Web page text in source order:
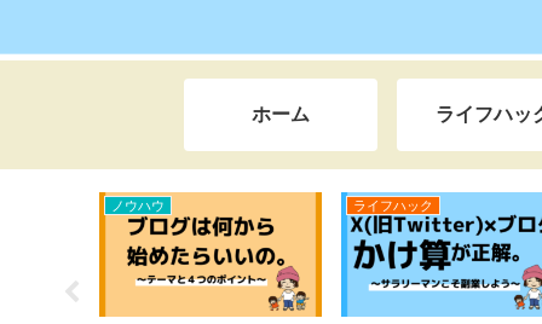
ホーム ライフハッ
おすすめ ライフハック